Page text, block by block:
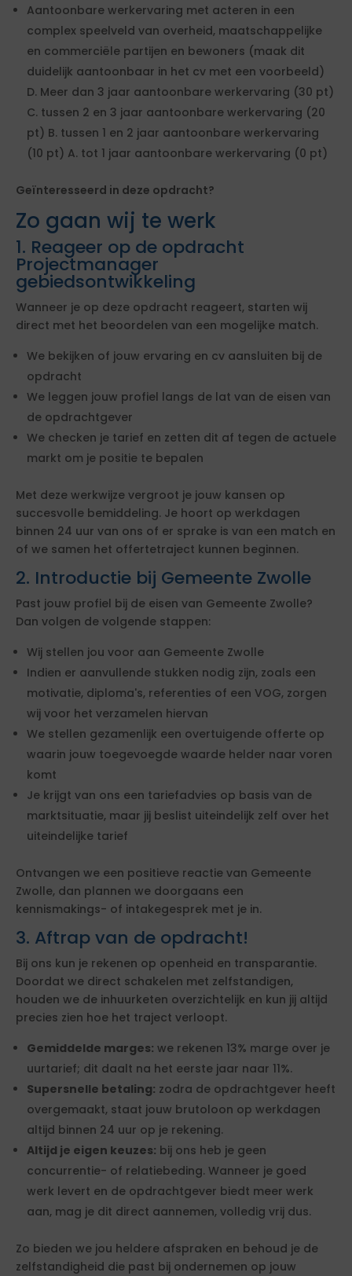
Aantoonbare werkervaring met acteren in een
complex speelveld van overheid, maatschappelijke
en commerciële partijen en bewoners (maak dit
duidelijk aantoonbaar in het cv met een voorbeeld)
D. Meer dan 3 jaar aantoonbare werkervaring (30 pt)
C. tussen 2 en 3 jaar aantoonbare werkervaring (20
pt) B. tussen 1 en 2 jaar aantoonbare werkervaring
(10 pt) A. tot 1 jaar aantoonbare werkervaring (0 pt)
Geïnteresseerd in deze opdracht?
Zo gaan wij te werk
1. Reageer op de opdracht
Projectmanager
gebiedsontwikkeling
Wanneer je op deze opdracht reageert, starten wij
direct met het beoordelen van een mogelijke match.
We bekijken of jouw ervaring en cv aansluiten bij de
opdracht
We leggen jouw profiel langs de lat van de eisen van
de opdrachtgever
We checken je tarief en zetten dit af tegen de actuele
markt om je positie te bepalen
Met deze werkwijze vergroot je jouw kansen op
succesvolle bemiddeling. Je hoort op werkdagen
binnen 24 uur van ons of er sprake is van een match en
of we samen het offertetraject kunnen beginnen.
2. Introductie bij Gemeente Zwolle
Past jouw profiel bij de eisen van Gemeente Zwolle?
Dan volgen de volgende stappen:
Wij stellen jou voor aan Gemeente Zwolle
Indien er aanvullende stukken nodig zijn, zoals een
motivatie, diploma's, referenties of een VOG, zorgen
wij voor het verzamelen hiervan
We stellen gezamenlijk een overtuigende offerte op
waarin jouw toegevoegde waarde helder naar voren
komt
Je krijgt van ons een tariefadvies op basis van de
marktsituatie, maar jij beslist uiteindelijk zelf over het
uiteindelijke tarief
Ontvangen we een positieve reactie van Gemeente
Zwolle, dan plannen we doorgaans een
kennismakings- of intakegesprek met je in.
3. Aftrap van de opdracht!
Bij ons kun je rekenen op openheid en transparantie.
Doordat we direct schakelen met zelfstandigen,
houden we de inhuurketen overzichtelijk en kun jij altijd
precies zien hoe het traject verloopt.
Gemiddelde marges: we rekenen 13% marge over je
uurtarief; dit daalt na het eerste jaar naar 11%.
Supersnelle betaling: zodra de opdrachtgever heeft
overgemaakt, staat jouw brutoloon op werkdagen
altijd binnen 24 uur op je rekening.
Altijd je eigen keuzes: bij ons heb je geen
concurrentie- of relatiebeding. Wanneer je goed
werk levert en de opdrachtgever biedt meer werk
aan, mag je dit direct aannemen, volledig vrij dus.
Zo bieden we jou heldere afspraken en behoud je de
zelfstandigheid die past bij ondernemen op jouw